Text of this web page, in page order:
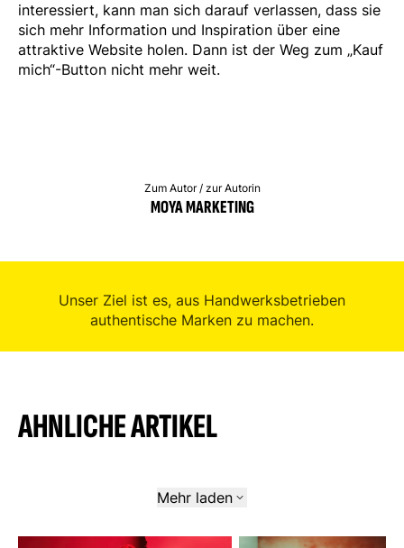
interessiert, kann man sich darauf verlassen, dass sie
sich mehr Information und Inspiration über eine
attraktive Website holen. Dann ist der Weg zum „Kauf
mich“-Button nicht mehr weit.
Zum Autor / zur Autorin
MOYA MARKETING
Unser Ziel ist es, aus Handwerksbetrieben
authentische Marken zu machen.
AHNLICHE ARTIKEL
Mehr laden